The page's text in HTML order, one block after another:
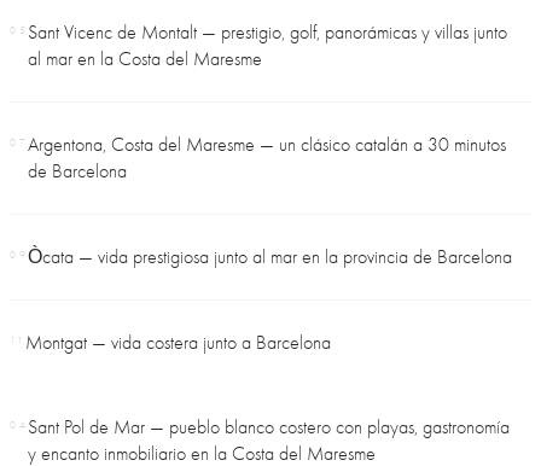
05 Sant Vicenc de Montalt — prestigio, golf, panorámicas y villas junto
al mar en la Costa del Maresme
07 Argentona, Costa del Maresme — un clásico catalán a 30 minutos
de Barcelona
09Òcata — vida prestigiosa junto al mar en la provincia de Barcelona
11 Montgat — vida costera junto a Barcelona
04 Sant Pol de Mar — pueblo blanco costero con playas, gastronomía
y encanto inmobiliario en la Costa del Maresme